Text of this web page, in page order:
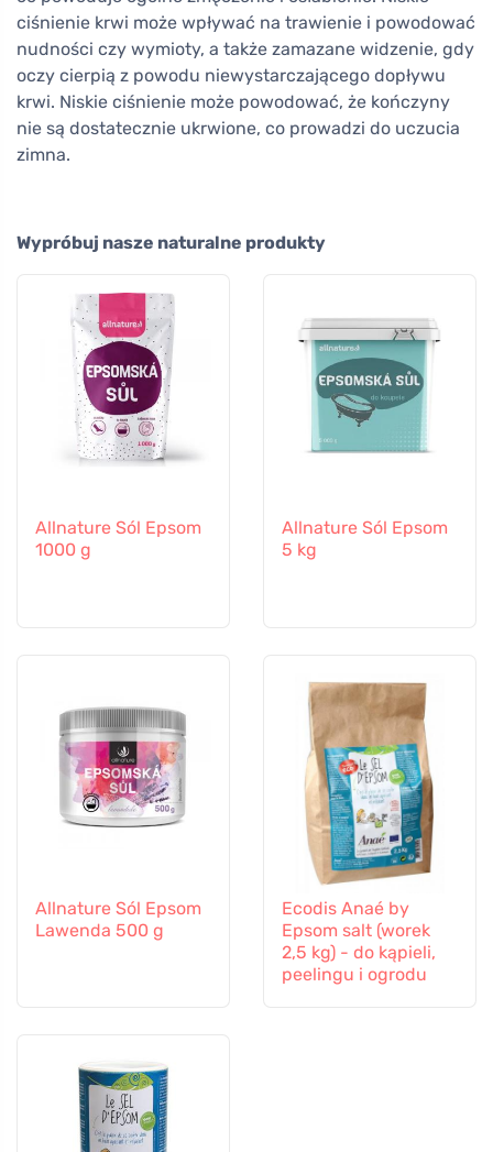
ciśnienie krwi może wpływać na trawienie i powodować
nudności czy wymioty, a także zamazane widzenie, gdy
oczy cierpią z powodu niewystarczającego dopływu
krwi. Niskie ciśnienie może powodować, że kończyny
nie są dostatecznie ukrwione, co prowadzi do uczucia
zimna.
Wypróbuj nasze naturalne produkty
Allnature Sól Epsom
1000 g
Allnature Sól Epsom
5 kg
Allnature Sól Epsom
Lawenda 500 g
Ecodis Anaé by
Epsom salt (worek
2,5 kg) - do kąpieli,
peelingu i ogrodu